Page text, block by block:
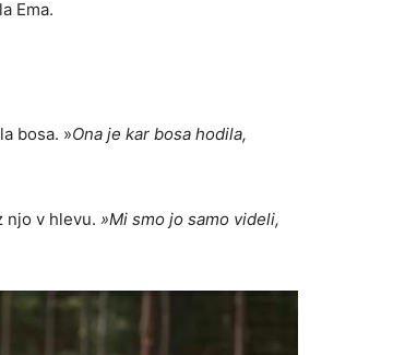
Ema.
bosa. »Ona je kar bosa hodila,
njo v hlevu. »Mi smo jo samo videli,